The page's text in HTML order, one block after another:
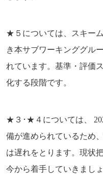
★５については、スキー
き本サブワーキンググル
れています。基準・評価
化する段階です。
★３･★４については、
備が進められているため
は遅れをとります。現状
今から着手していきましょ